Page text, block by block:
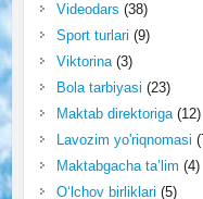
Videodars (38)
Sport turlari (9)
Viktorina(3)
Bola tarbiyasi (23)
Maktab direktoriga(12)
Lavozim yo'riqnomasi
Maktabgacha ta’lim (4)
O‘lchov birliklari (5)